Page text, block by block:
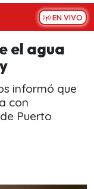
EN VIVO
el agua
informó que
con
Puerto